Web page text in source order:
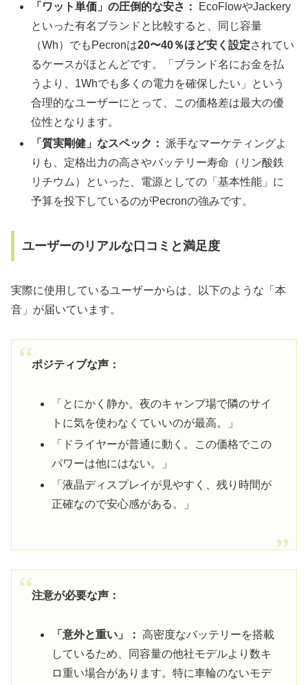
「ワット単価」の圧倒的な安さ：
EcoFlowやJackery
といった有名ブランドと比較すると、同じ容量
（Wh）でもPecronは20〜40％ほど安く設定されてい
るケースがほとんどです。「ブランド名にお金を払
うより、1Whでも多くの電力を確保したい」という
合理的なユーザーにとって、この価格差は最大の優
位性となります。
「質実剛健」なスペック： 派手なマーケティングよ
りも、定格出力の高さやバッテリー寿命（リン酸鉄
リチウム）といった、電源としての「基本性能」に
予算を投下しているのがPecronの強みです。
ユーザーのリアルな口コミと満足度
実際に使用しているユーザーからは、以下のような「本
音」が届いています。
ポジティブな声：
「とにかく静か。夜のキャンプ場で隣のサイ
トに気を使わなくていいのが最高。」
「ドライヤーが普通に動く。この価格でこの
パワーは他にはない。」
「液晶ディスプレイが見やすく、残り時間が
正確なので安心感がある。」
注意が必要な声：
「意外と重い」： 高密度なバッテリーを搭載
しているため、同容量の他社モデルより数キ
ロ重い場合があります。特に車輪のないモデ